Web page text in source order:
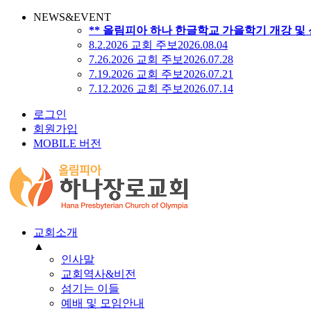
NEWS&EVENT
** 올림피아 하나 한글학교 가을학기 개강 및
8.2.2026 교회 주보 2026.08.04
7.26.2026 교회 주보 2026.07.28
7.19.2026 교회 주보 2026.07.21
7.12.2026 교회 주보 2026.07.14
로그인
회원가입
MOBILE 버전
교회소개
▲
인사말
교회역사&비전
섬기는 이들
예배 및 모임안내